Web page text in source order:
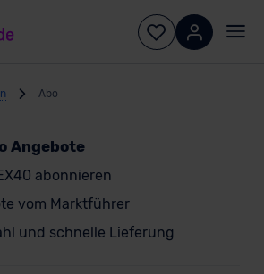
Abo
Angebote
abonnieren
vom Marktführer
und schnelle Lieferung